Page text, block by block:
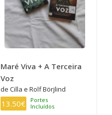
Maré Viva + A Terceira
Voz
de Cilla e Rolf Börjlind
13.50€
Portes
Incluídos